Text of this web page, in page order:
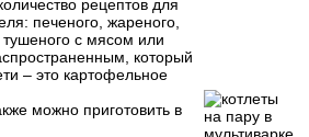
рецептов для
печеного, жареного,
тушеного с мясом или
который
– это картофельное
можно приготовить в